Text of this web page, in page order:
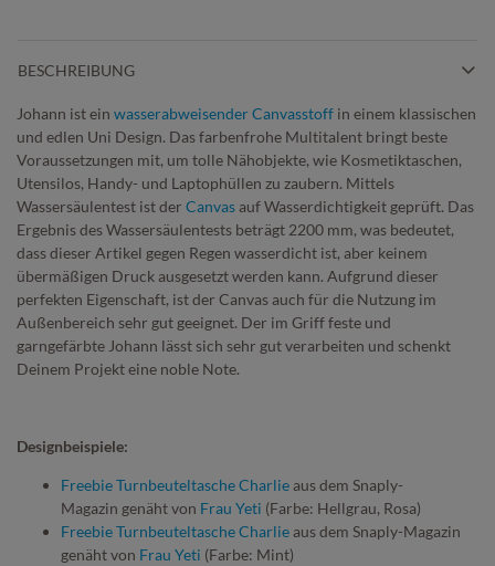
BESCHREIBUNG
Johann ist ein wasserabweisender Canvasstoff in einem klassischen
und edlen Uni Design. Das farbenfrohe Multitalent bringt beste
Voraussetzungen mit, um tolle Nähobjekte, wie Kosmetiktaschen,
Utensilos, Handy- und Laptophüllen zu zaubern. Mittels
Wassersäulentest ist der Canvasauf Wasserdichtigkeit geprüft. Das
Ergebnis des Wassersäulentests beträgt 2200 mm, was bedeutet,
dass dieser Artikel gegen Regen wasserdicht ist, aber keinem
übermäßigen Druck ausgesetzt werden kann. Aufgrund dieser
perfekten Eigenschaft, ist der Canvas auch für die Nutzung im
Außenbereich sehr gut geeignet. Der im Griff feste und
garngefärbte Johann lässt sich sehr gut verarbeiten und schenkt
Deinem Projekt eine noble Note.
Designbeispiele:
Freebie Turnbeuteltasche Charlie aus dem Snaply-
Magazin genäht von Frau Yeti (Farbe: Hellgrau, Rosa)
Freebie Turnbeuteltasche Charlie aus dem Snaply-Magazin
genäht von Frau Yeti (Farbe: Mint)